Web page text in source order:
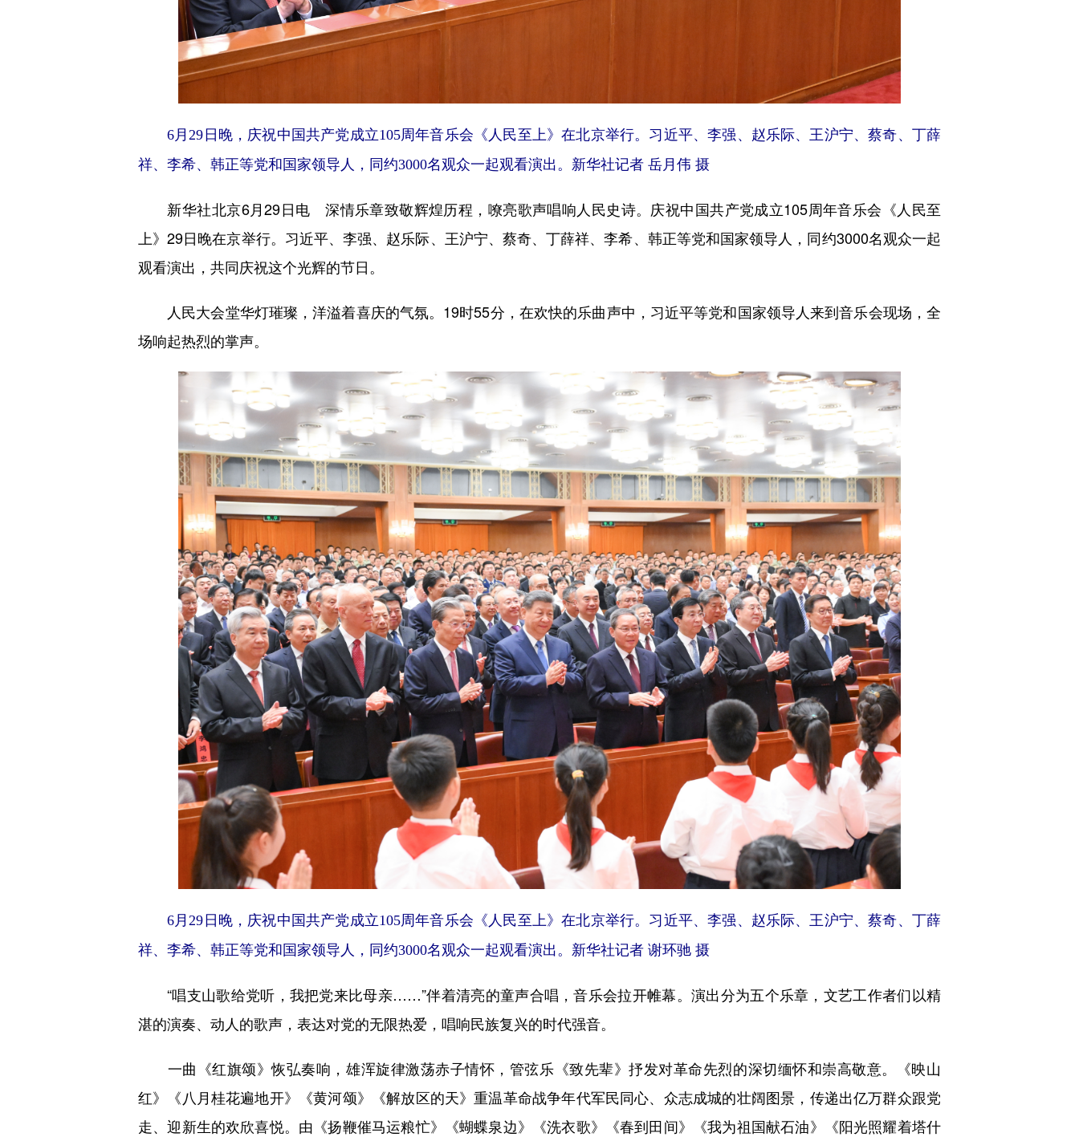
6月29日晚，庆祝中国共产党成立105周年音乐会《人民至上》在北京举行。习近平、李强、赵乐际、王沪宁、蔡奇、丁薛
祥、李希、韩正等党和国家领导人，同约3000名观众一起观看演出。新华社记者 岳月伟 摄
新华社北京6月29日电 深情乐章致敬辉煌历程，嘹亮歌声唱响人民史诗。庆祝中国共产党成立105周年音乐会《人民至
上》29日晚在京举行。习近平、李强、赵乐际、王沪宁、蔡奇、丁薛祥、李希、韩正等党和国家领导人，同约3000名观众一起
观看演出，共同庆祝这个光辉的节日。
人民大会堂华灯璀璨，洋溢着喜庆的气氛。19时55分，在欢快的乐曲声中，习近平等党和国家领导人来到音乐会现场，全
场响起热烈的掌声。
6月29日晚，庆祝中国共产党成立105周年音乐会《人民至上》在北京举行。习近平、李强、赵乐际、王沪宁、蔡奇、丁薛
祥、李希、韩正等党和国家领导人，同约3000名观众一起观看演出。新华社记者 谢环驰 摄
“唱支山歌给党听，我把党来比母亲……”伴着清亮的童声合唱，音乐会拉开帷幕。演出分为五个乐章，文艺工作者们以精
湛的演奏、动人的歌声，表达对党的无限热爱，唱响民族复兴的时代强音。
一曲《红旗颂》恢弘奏响，雄浑旋律激荡赤子情怀，管弦乐《致先辈》抒发对革命先烈的深切缅怀和崇高敬意。《映山
红》《八月桂花遍地开》《黄河颂》《解放区的天》重温革命战争年代军民同心、众志成城的壮阔图景，传递出亿万群众跟党
走、迎新生的欢欣喜悦。由《扬鞭催马运粮忙》《蝴蝶泉边》《洗衣歌》《春到田间》《我为祖国献石油》《阳光照耀着塔什